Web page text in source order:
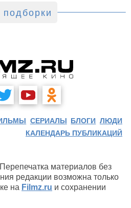
подборки
СЕРИАЛЫ БЛОГИ ЛЮДИ
КАЛЕНДАРЬ ПУБЛИКАЦИЙ
материалов без
редакции возможна только
на Filmz.ru и сохранении